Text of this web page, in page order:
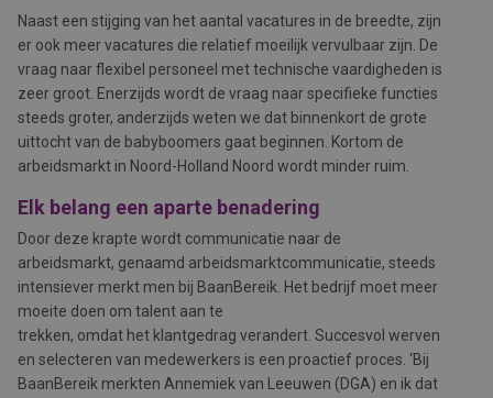
Naast een stijging van het aantal vacatures in de breedte, zijn
er ook meer vacatures die relatief moeilijk vervulbaar zijn. De
vraag naar flexibel personeel met technische vaardigheden is
zeer groot. Enerzijds wordt de vraag naar specifieke functies
steeds groter, anderzijds weten we dat binnenkort de grote
uittocht van de babyboomers gaat beginnen. Kortom de
arbeidsmarkt in Noord-Holland Noord wordt minder ruim.
Elk belang een aparte benadering
Door deze krapte wordt communicatie naar de
arbeidsmarkt, genaamd arbeidsmarktcommunicatie, steeds
intensiever merkt men bij BaanBereik. Het bedrijf moet meer
moeite doen om talent aan te
trekken, omdat het klantgedrag verandert. Succesvol werven
en selecteren van medewerkers is een proactief proces. ‘Bij
BaanBereik merkten Annemiek van Leeuwen (DGA) en ik dat